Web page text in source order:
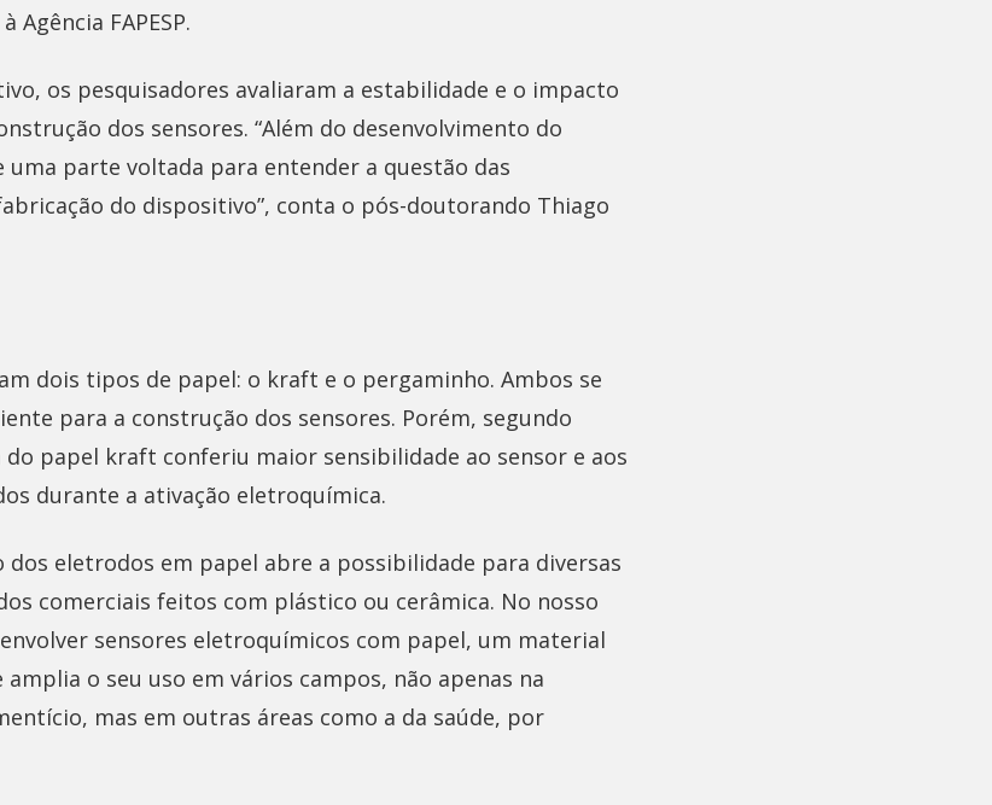
FAPESP.
os pesquisadores avaliaram a estabilidade e o impacto
dos sensores. “Além do desenvolvimento do
parte voltada para entender a questão das
do dispositivo”, conta o pós-doutorando Thiago
dois tipos de papel: o kraft e o pergaminho. Ambos se
para a construção dos sensores. Porém, segundo
papel kraft conferiu maior sensibilidade ao sensor e aos
durante a ativação eletroquímica.
dos eletrodos em papel abre a possibilidade para diversas
comerciais feitos com plástico ou cerâmica. No nosso
sensores eletroquímicos com papel, um material
o seu uso em vários campos, não apenas na
mas em outras áreas como a da saúde, por